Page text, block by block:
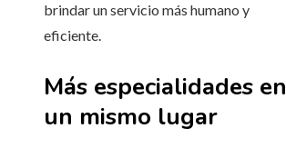
brindar un servicio más humano y
eficiente.
Más especialidades en
un mismo lugar